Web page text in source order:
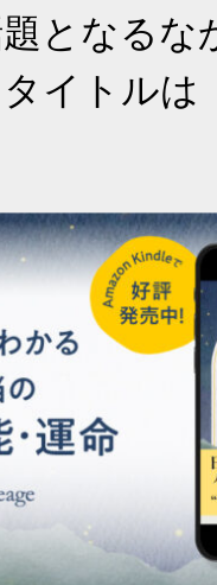
となるな
イトルは